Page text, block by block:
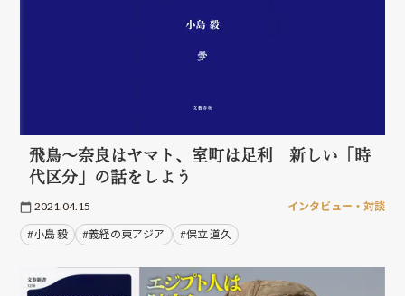
飛鳥～奈良はヤマト、室町は足利 新しい「時
代区分」の話をしよう
2021.04.15 インタビュー・対談
#小島 毅 #義経の東アジア #保立 道久